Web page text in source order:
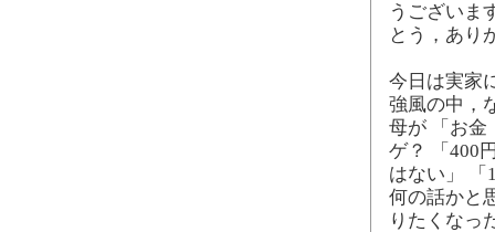
うございま
とう，あり
今日は実家
強風の中，
母が 「お金
ゲ？ 「400
はない」 「
何の話かと
りたくなっ